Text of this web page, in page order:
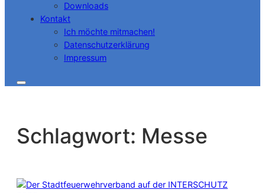
Downloads
Kontakt
Ich möchte mitmachen!
Datenschutzerklärung
Impressum
Schlagwort: Messe